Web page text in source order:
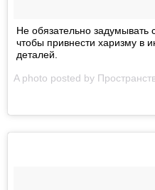
Не обязательно
чтобы привнести харизму в
деталей.